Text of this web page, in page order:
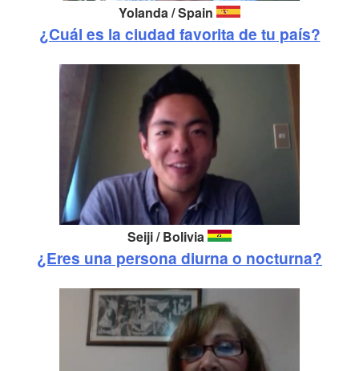
Yolanda / Spain
¿Cuál es la ciudad favorita de tu país?
Seiji / Bolivia
¿Eres una persona diurna o nocturna?